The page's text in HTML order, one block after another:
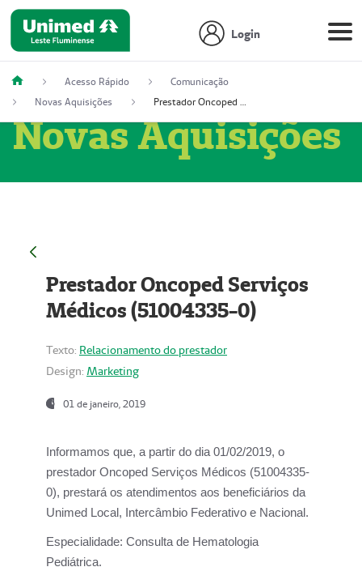
Login
Acesso Rápido
Comunicação
Novas Aquisições
Prestador Oncoped Serviços Médicos (51004335-0)
Novas Aquisições
Prestador Oncoped Serviços
Médicos (51004335-0)
Texto: Relacionamento do prestador
Design: Marketing
01 de janeiro, 2019
Informamos que, a partir do dia 01/02/2019, o
prestador Oncoped Serviços Médicos (51004335-
0), prestará os atendimentos aos beneficiários da
Unimed Local, Intercâmbio Federativo e Nacional.
Especialidade: Consulta de Hematologia
Pediátrica.